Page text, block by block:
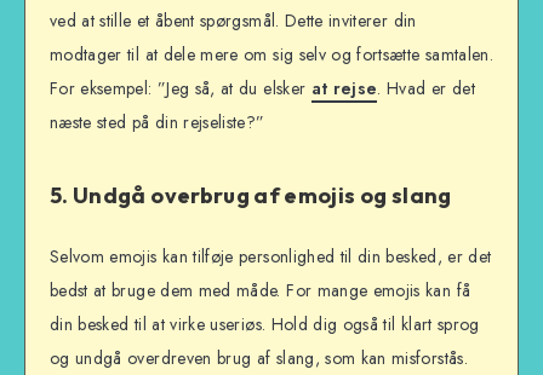
ved at stille et åbent spørgsmål. Dette inviterer din
modtager til at dele mere om sig selv og fortsætte samtalen.
For eksempel: ”Jeg så, at du elsker at rejse. Hvad er det
næste sted på din rejseliste?”
5. Undgå overbrug af emojis og slang
Selvom emojis kan tilføje personlighed til din besked, er det
bedst at bruge dem med måde. For mange emojis kan få
din besked til at virke useriøs. Hold dig også til klart sprog
og undgå overdreven brug af slang, som kan misforstås.